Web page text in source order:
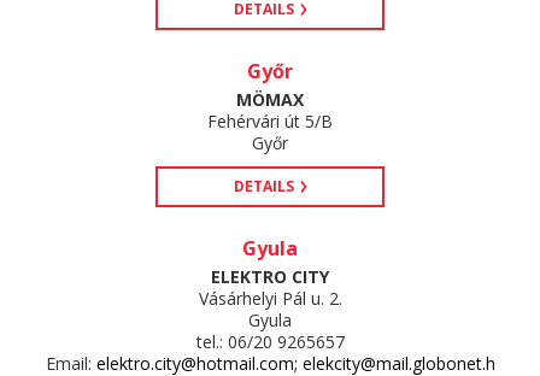
DETAILS
Győr
MÖMAX
Fehérvári út 5/B
Győr
DETAILS
Gyula
ELEKTRO CITY
Vásárhelyi Pál u. 2.
Gyula
tel.: 06/20 9265657
Email: elektro.city@hotmail.com; elekcity@mail.globonet.h